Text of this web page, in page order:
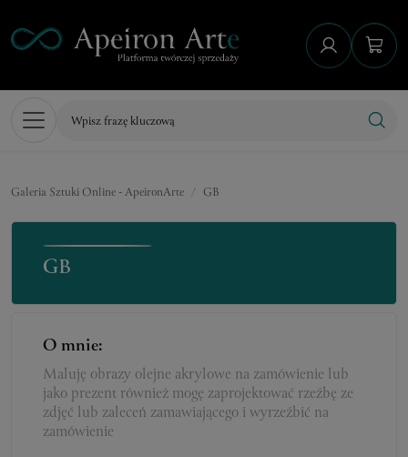
Galeria Sztuki Online - ApeironArte GB
GB
O mnie:
Maluję obrazy olejne akrylowe na zamówienie lub
jako prezent również mogę zaprojektować rzeźbę ze
zdjęć lub zaleceń zamawiającego i wyrzeźbić na
zamówienie